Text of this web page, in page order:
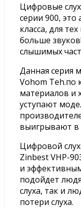
Цифровые
серии 900,
класса, для
больше
слышимых
Данная серия
Vohom Teh.по
материалов и
уступают
выигрывают в
Цифровой
Zinbest VHP-
и
подойдет
слуха, так и
потери слуха.